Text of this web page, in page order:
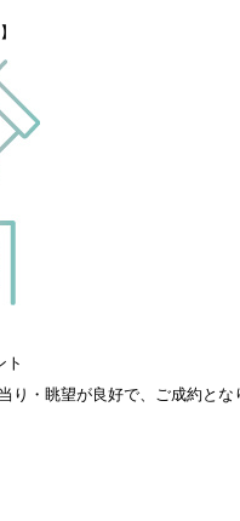
ト
り・眺望が良好で、ご成約とな